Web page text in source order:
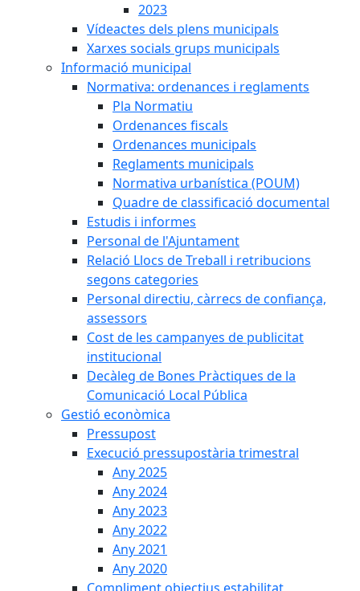
2023
Vídeactes dels plens municipals
Xarxes socials grups municipals
Informació municipal
Normativa: ordenances i reglaments
Pla Normatiu
Ordenances fiscals
Ordenances municipals
Reglaments municipals
Normativa urbanística (POUM)
Quadre de classificació documental
Estudis i informes
Personal de l'Ajuntament
Relació Llocs de Treball i retribucions
segons categories
Personal directiu, càrrecs de confiança,
assessors
Cost de les campanyes de publicitat
institucional
Decàleg de Bones Pràctiques de la
Comunicació Local Pública
Gestió econòmica
Pressupost
Execució pressupostària trimestral
Any 2025
Any 2024
Any 2023
Any 2022
Any 2021
Any 2020